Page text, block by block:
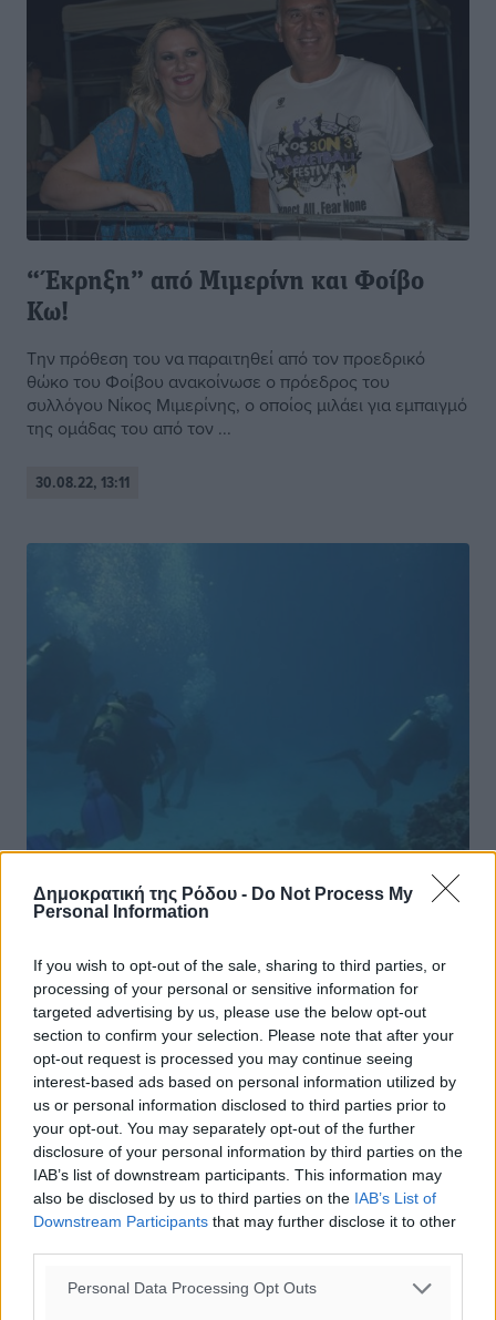
Δημοκρατική της Ρόδου - Do Not Process My
Personal Information
If you wish to opt-out of the sale, sharing to third parties, or
processing of your personal or sensitive information for
targeted advertising by us, please use the below opt-out
section to confirm your selection. Please note that after your
opt-out request is processed you may continue seeing
interest-based ads based on personal information utilized by
us or personal information disclosed to third parties prior to
your opt-out. You may separately opt-out of the further
disclosure of your personal information by third parties on the
IAB’s list of downstream participants. This information may
also be disclosed by us to third parties on the IAB’s List of
Downstream Participants that may further disclose it to other
Personal Data Processing Opt Outs
“Έκρηξη” από Μιμερίνη και Φοίβο
Κω!
Την πρόθεση του να παραιτηθεί από τον προεδρικό
θώκο του Φοίβου ανακοίνωσε ο πρόεδρος του
συλλόγου Νίκος Μιμερίνης, ο οποίος μιλάει για εμπαιγμό
της ομάδας του από τον ...
30.08.22, 13:11
Καταδυτικός τουρισμός: Ταξίδι
Καλύμνου και της Κω στη Γαλλία
O EOT ενέκρινε την υλοποίηση ταξιδίου εξοικείωσης
που διοργανώνει η Υπηρεσία Ε.Ο.Τ. Εξωτερικού Γαλλίας
στην Κάλυμνο και στην Κω στις 3-10 Σεπτεμβρίου
2022. Το ταξίδι θα γίνει ...
30.08.22, 12:22